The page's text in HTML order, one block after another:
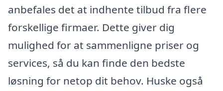
anbefales det at indhente tilbud fra flere
forskellige firmaer. Dette giver dig
mulighed for at sammenligne priser og
services, så du kan finde den bedste
løsning for netop dit behov. Huske også